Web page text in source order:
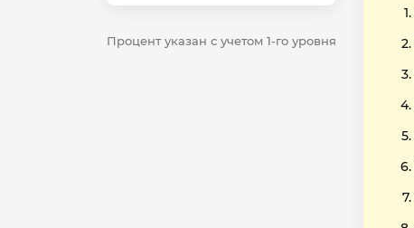
Процент указан с учетом 1-го уровня